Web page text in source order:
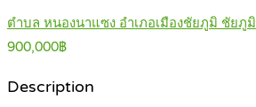
ตำบล หนองนาแซง อำเภอเมืองชัยภูมิ ชัยภูมิ
900,000฿
Description